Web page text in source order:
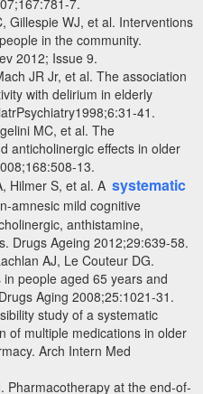
Gillespie WJ, et al. Interventions
in the community.
2012; Issue 9.
JR Jr, et al. The association
with delirium in elderly
41.
MC, et al. The
anticholinergic effects in older
13.
Hilmer S, et al. A systematic
amnesic mild cognitive
anthistamine,
Drugs Ageing 2012;29:639-58.
AJ, Le Couteur DG.
people aged 65 years and
Aging 2008;25:1021-31.
study of a systematic
of multiple medications in older
Arch Intern Med
Pharmacotherapy at the end-of-